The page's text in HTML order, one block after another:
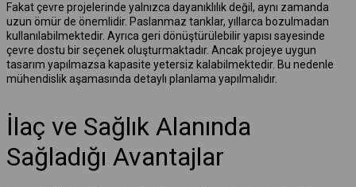
Fakat çevre projelerinde yalnızca dayanıklılık değil, aynı zamanda
uzun ömür de önemlidir. Paslanmaz tanklar, yıllarca bozulmadan
kullanılabilmektedir. Ayrıca geri dönüştürülebilir yapısı sayesinde
çevre dostu bir seçenek oluşturmaktadır. Ancak projeye uygun
tasarım yapılmazsa kapasite yetersiz kalabilmektedir. Bu nedenle
mühendislik aşamasında detaylı planlama yapılmalıdır.
İlaç ve Sağlık Alanında
Sağladığı Avantajlar